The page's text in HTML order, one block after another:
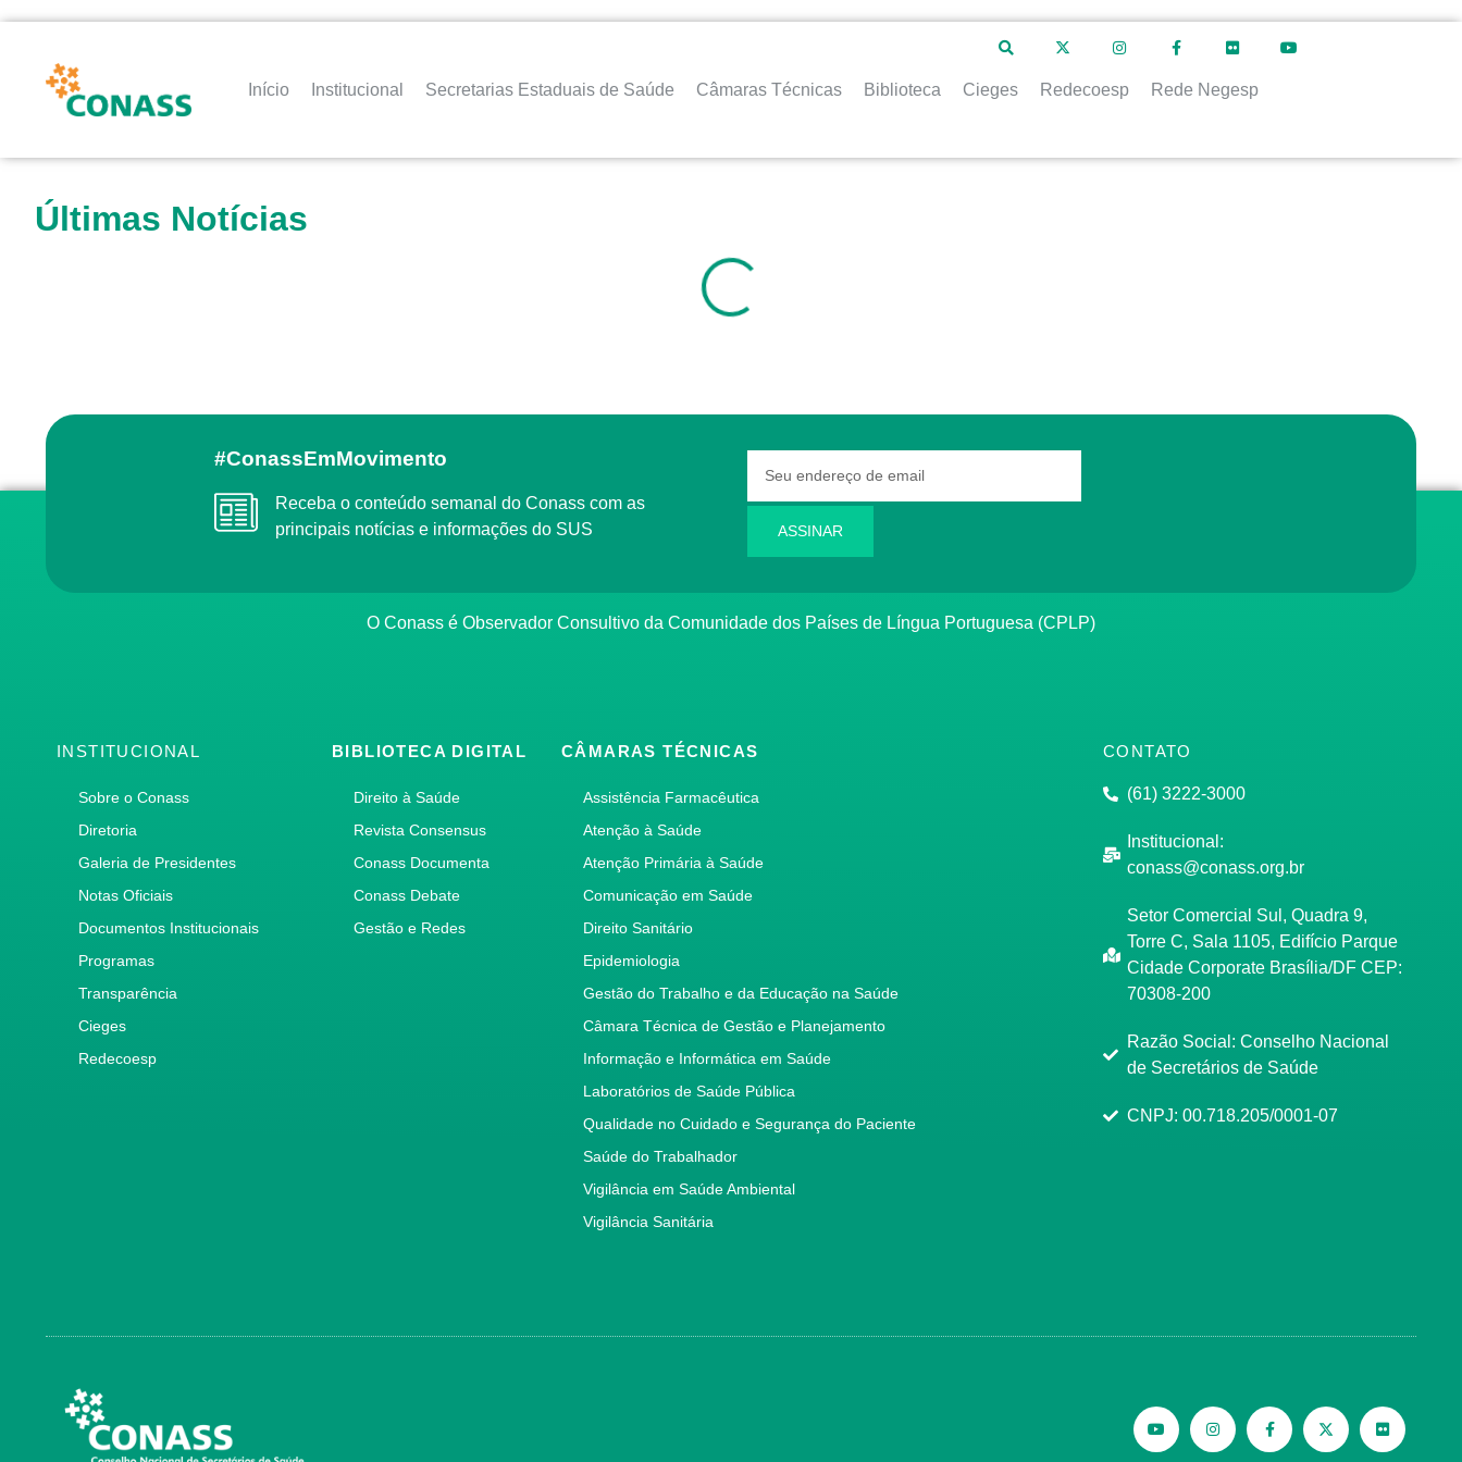
Início Institucional Secretarias Estaduais de Saúde Câmaras Técnicas Biblioteca Cieges Redecoesp Rede Negesp
Últimas Notícias
#ConassEmMovimento
Receba o conteúdo semanal do Conass com as
principais notícias e informações do SUS
ASSINAR
O Conass é Observador Consultivo da Comunidade dos Países de Língua Portuguesa (CPLP)
INSTITUCIONAL
Sobre o Conass
Diretoria
Galeria de Presidentes
Notas Oficiais
Documentos Institucionais
Programas
Transparência
Cieges
Redecoesp
BIBLIOTECA DIGITAL
Direito à Saúde
Revista Consensus
Conass Documenta
Conass Debate
Gestão e Redes
CÂMARAS TÉCNICAS
Assistência Farmacêutica
Atenção à Saúde
Atenção Primária à Saúde
Comunicação em Saúde
Direito Sanitário
Epidemiologia
Gestão do Trabalho e da Educação na Saúde
Câmara Técnica de Gestão e Planejamento
Informação e Informática em Saúde
Laboratórios de Saúde Pública
Qualidade no Cuidado e Segurança do Paciente
Saúde do Trabalhador
Vigilância em Saúde Ambiental
Vigilância Sanitária
CONTATO
(61) 3222-3000
Institucional:
conass@conass.org.br
Setor Comercial Sul, Quadra 9,
Torre C, Sala 1105, Edifício Parque
Cidade Corporate Brasília/DF CEP:
70308-200
Razão Social: Conselho Nacional
de Secretários de Saúde
CNPJ: 00.718.205/0001-07